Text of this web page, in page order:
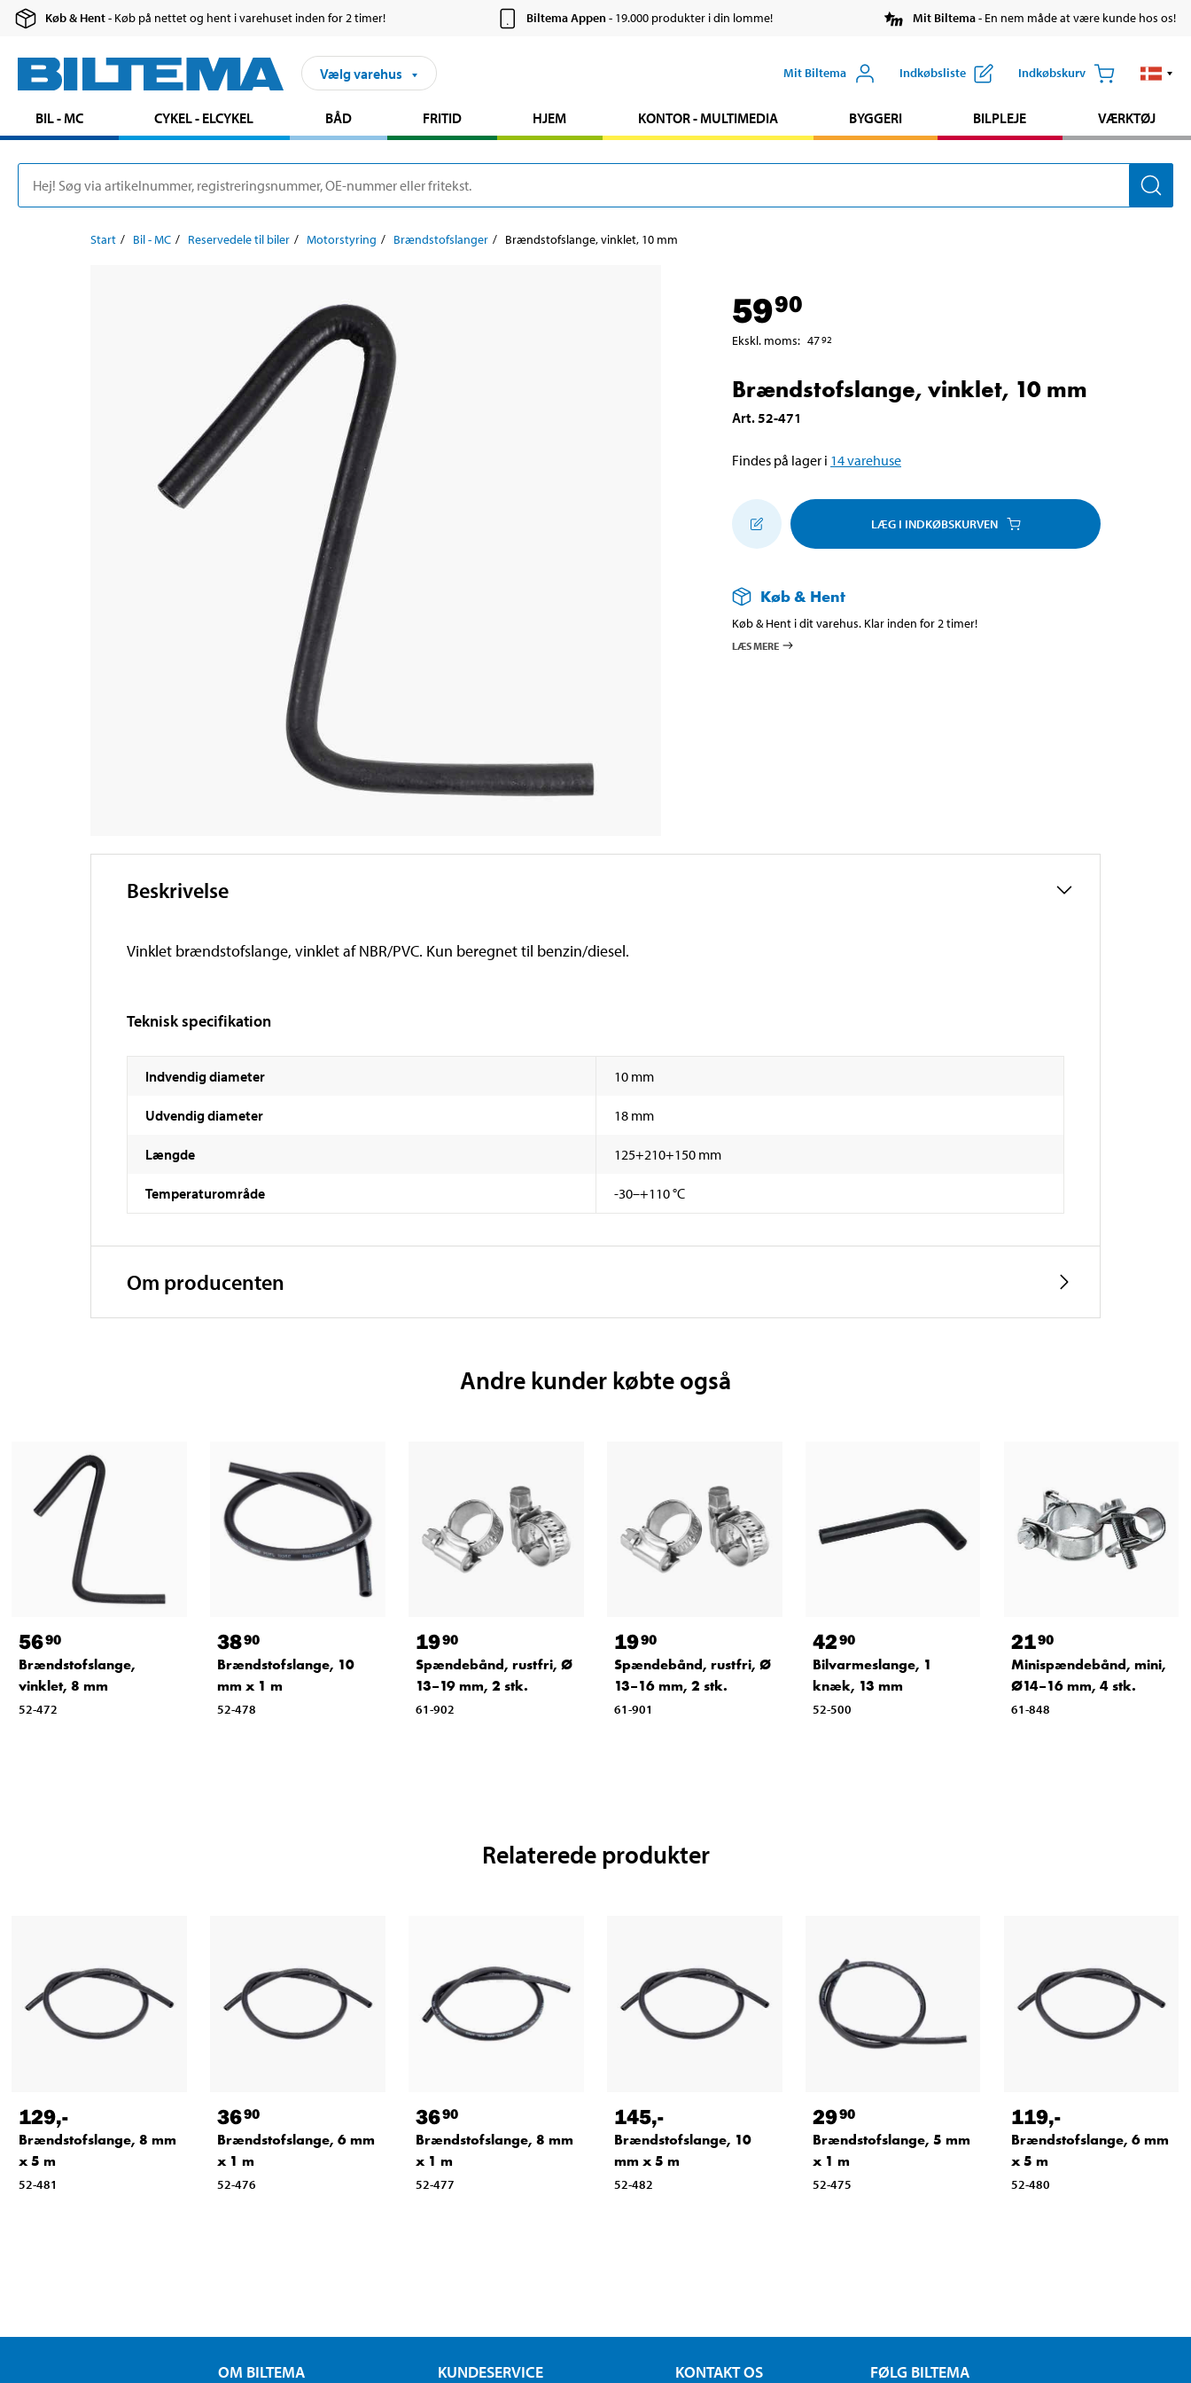
Køb & Hent- Køb på nettet og hent i varehuset inden for 2 timer! Biltema Appen- 19.000 produkter i din lomme! Mit Biltema- En nem måde at være kunde hos os!
Vælg varehus Mit Biltema Indkøbsliste Indkøbskurv
BIL - MC CYKEL - ELCYKEL BÅD FRITID HJEM KONTOR - MULTIMEDIA BYGGERI BILPLEJE VÆRKTØJ
Start Bil - MC Reservedele til biler Motorstyring Brændstofslanger Brændstofslange, vinklet, 10 mm
5990
Ekskl. moms: 4792
Brændstofslange, vinklet, 10 mm
Art.52-471
Findes på lager i 14varehuse
LÆG I INDKØBSKURVEN
Køb & Hent
Køb & Hent i dit varehus. Klar inden for 2 timer!
LÆS MERE
Beskrivelse
Vinklet brændstofslange, vinklet af NBR/PVC. Kun beregnet til benzin/diesel.
Teknisk specifikation
Indvendig diameter 10 mm
Udvendig diameter 18 mm
Længde 125+210+150 mm
Temperaturområde -30–+110 °C
Om producenten
Andre kunder købte også
5690
Brændstofslange,
vinklet, 8 mm
52-472
3890
Brændstofslange, 10
mm x 1 m
52-478
1990
Spændebånd, rustfri, Ø
13–19 mm, 2 stk.
61-902
1990
Spændebånd, rustfri, Ø
13–16 mm, 2 stk.
61-901
4290
Bilvarmeslange, 1
knæk, 13 mm
52-500
2190
Minispændebånd, mini,
Ø14–16 mm, 4 stk.
61-848
Relaterede produkter
129,-
Brændstofslange, 8 mm
x 5 m
52-481
3690
Brændstofslange, 6 mm
x 1 m
52-476
3690
Brændstofslange, 8 mm
x 1 m
52-477
145,-
Brændstofslange, 10
mm x 5 m
52-482
2990
Brændstofslange, 5 mm
x 1 m
52-475
119,-
Brændstofslange, 6 mm
x 5 m
52-480
OM BILTEMA KUNDESERVICE KONTAKT OS FØLG BILTEMA